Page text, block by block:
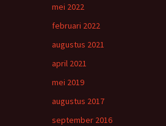
mei 2022
februari 2022
augustus 2021
april 2021
mei 2019
augustus 2017
september 2016